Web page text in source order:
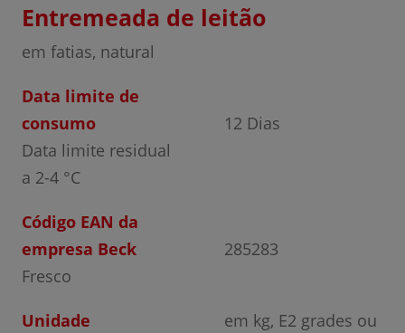
Entremeada de leitão
em fatias, natural
Data limite de
consumo
Data limite residual
a 2-4 °C
12 Dias
Código EAN da
empresa Beck
Fresco
285283
Unidade
em kg, E2 grades ou